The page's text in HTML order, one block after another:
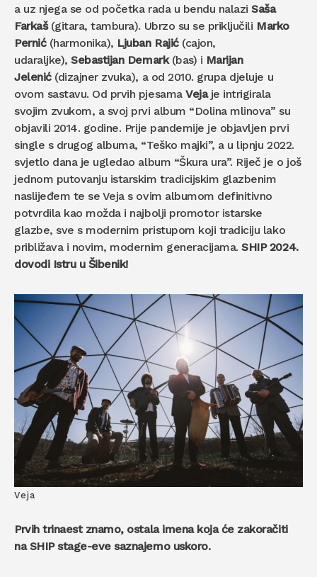
a uz njega se od početka rada u bendu nalaziSaša
Farkaš(gitara, tambura). Ubrzo su se priključili Marko
Pernić(harmonika), Ljuban Rajić(cajon,
udaraljke),Sebastijan Demark(bas) i Marijan
Jelenić(dizajner zvuka), a od 2010. grupa djeluje u
ovom sastavu. Od prvih pjesamaVejaje intrigirala
svojim zvukom, a svoj prvi album “Dolina mlinova” su
objavili 2014. godine. Prije pandemije je objavljen prvi
single s drugog albuma, “Teško majki”, a u lipnju 2022.
svjetlo dana je ugledao album “Škura ura”. Riječ je o još
jednom putovanju istarskim tradicijskim glazbenim
naslijeđem te se Veja s ovim albumom definitivno
potvrdila kao možda i najbolji promotor istarske
glazbe, sve s modernim pristupom koji tradiciju lako
približava i novim, modernim generacijama.SHIP 2024.
dovodi Istru u Šibenik!
Veja
Prvih trinaest znamo, ostala imena koja će zakoračiti
na SHIP stage-eve saznajemo uskoro.